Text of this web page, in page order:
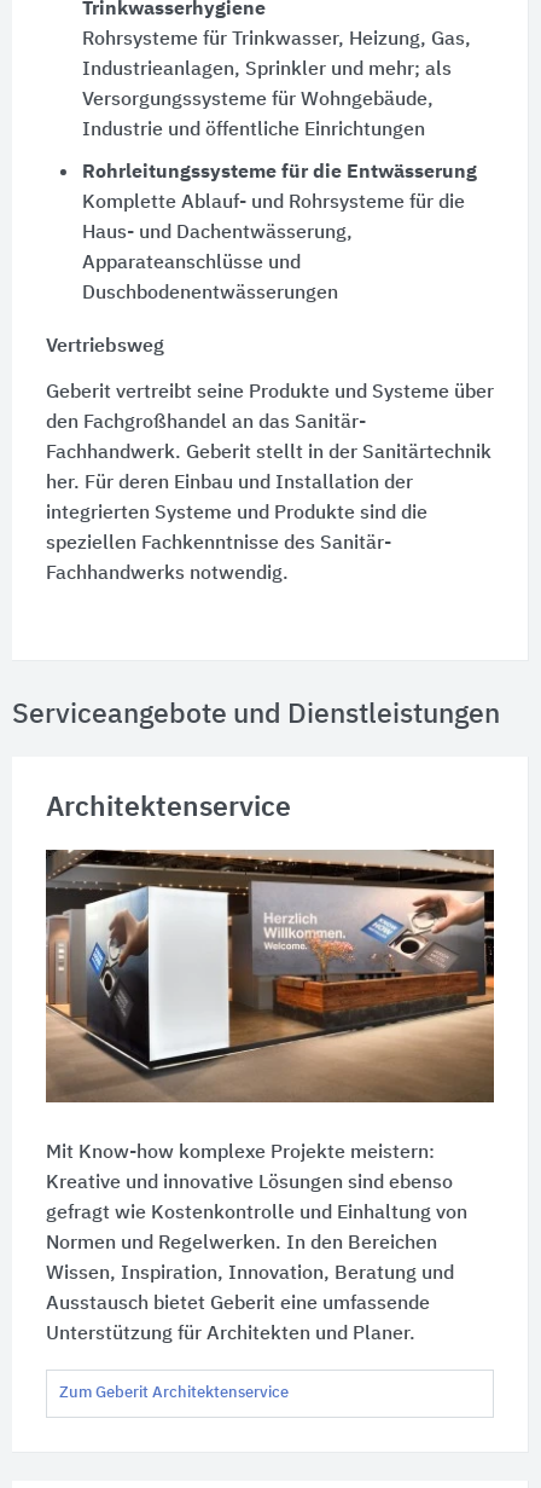
Trinkwasserhygiene
Rohrsysteme für Trinkwasser, Heizung, Gas,
Industrieanlagen, Sprinkler und mehr; als
Versorgungssysteme für Wohngebäude,
Industrie und öffentliche Einrichtungen
Rohrleitungssysteme für die Entwässerung
Komplette Ablauf- und Rohrsysteme für die
Haus- und Dachentwässerung,
Apparateanschlüsse und
Duschbodenentwässerungen
Vertriebsweg
Geberit vertreibt seine Produkte und Systeme über
den Fachgroßhandel an das Sanitär-
Fachhandwerk. Geberit stellt in der Sanitärtechnik
her. Für deren Einbau und Installation der
integrierten Systeme und Produkte sind die
speziellen Fachkenntnisse des Sanitär-
Fachhandwerks notwendig.
Serviceangebote und Dienstleistungen
Architektenservice
Mit Know-how komplexe Projekte meistern:
Kreative und innovative Lösungen sind ebenso
gefragt wie Kostenkontrolle und Einhaltung von
Normen und Regelwerken. In den Bereichen
Wissen, Inspiration, Innovation, Beratung und
Ausstausch bietet Geberit eine umfassende
Unterstützung für Architekten und Planer.
Zum Geberit Architektenservice